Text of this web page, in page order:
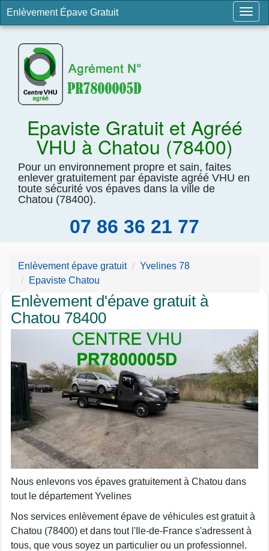
Enlèvement Épave Gratuit
Epaviste Gratuit et Agréé
VHU à Chatou (78400)
Pour un environnement propre et sain, faites
enlever gratuitement par épaviste agréé VHU en
toute sécurité vos épaves dans la ville de
Chatou (78400).
07 86 36 21 77
Enlèvement épave gratuit
Yvelines 78
Epaviste Chatou
Enlèvement d'épave gratuit à
Chatou 78400
Nous enlevons vos épaves gratuitement à Chatou dans
tout le département Yvelines
Nos services enlèvement épave de véhicules est gratuit à
Chatou (78400) et dans tout l'Ile-de-France s'adressent à
tous, que vous soyez un particulier ou un professionnel.